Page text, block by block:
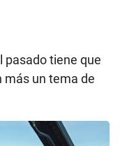
o niño, él sabía
prueba del amor
me dijeron que
les había
había tenido una